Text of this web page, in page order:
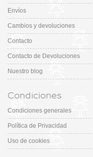
Envíos
Cambios y devoluciones
Contacto
Contacto de Devoluciones
Nuestro blog
Condiciones
Condiciones generales
Política de Privacidad
Uso de cookies